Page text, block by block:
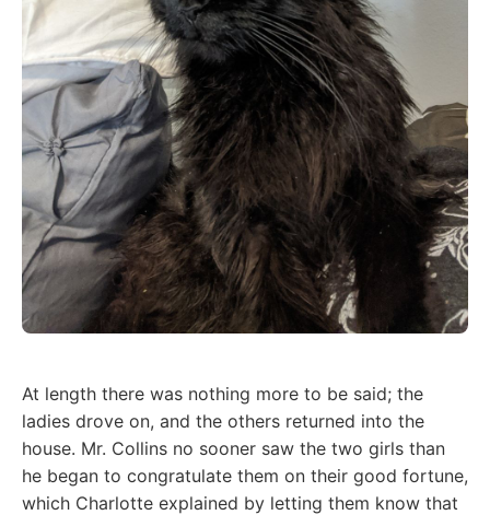
At length there was nothing more to be said; the
ladies drove on, and the others returned into the
house. Mr. Collins no sooner saw the two girls than
he began to congratulate them on their good fortune,
which Charlotte explained by letting them know that